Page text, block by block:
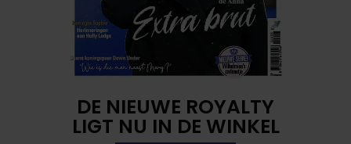
DE NIEUWE ROYALTY
LIGT NU IN DE WINKEL